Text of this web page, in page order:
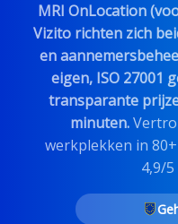
MRI OnLocation
Vizito richten zich
en
eigen, ISO 27001
transparante
minuten.
werkplekken in
4,9/